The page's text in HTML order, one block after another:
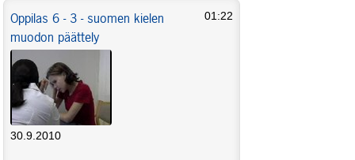
Oppilas 6 - 3 - suomen kielen
muodon päättely
01:22
30.9.2010